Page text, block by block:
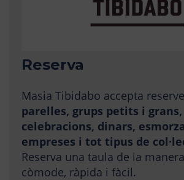
Reserva
Masia Tibidabo accepta
parelles, grups petits i grans,
celebracions, dinars,
empreses i tot tipus de
Reserva una taula de la
còmode, ràpida i fàcil.